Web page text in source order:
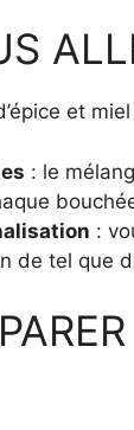
et
: le
:
de tel que